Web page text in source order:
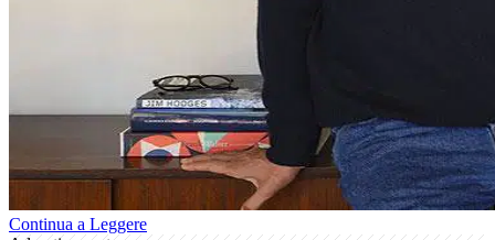
Continua a Leggere